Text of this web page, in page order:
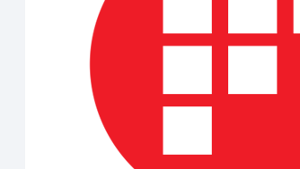
Monitoreo
Cámara Sensor es una función de